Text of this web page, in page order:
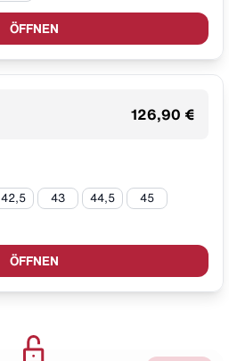
ÖFFNEN
126,90 €
42,5 43 44,5 45
ÖFFNEN